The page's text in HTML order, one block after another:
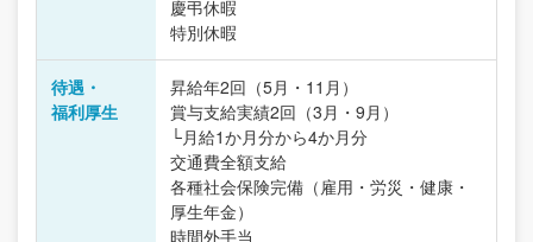
慶弔休暇
特別休暇
待遇・
福利厚生
昇給年2回（5月・11月）
賞与支給実績2回（3月・9月）
└月給1か月分から4か月分
交通費全額支給
各種社会保険完備（雇用・労災・健康・
厚生年金）
時間外手当